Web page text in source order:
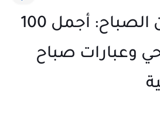
اقتباسات عن الصباح: أجمل 100
وعبارات صباح